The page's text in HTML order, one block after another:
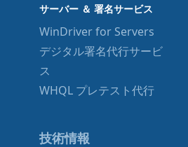
サーバー ＆ 署名サービス
WinDriver for Servers
デジタル署名代行サービ
ス
WHQL プレテスト代行
技術情報